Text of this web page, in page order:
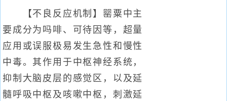
【不良反应机制】罂粟中主
要成分为吗啡、可待因等，超量
应用或误服极易发生急性和慢性
中毒。其作用于中枢神经系统，
抑制大脑皮层的感觉区，以及延
髓呼吸中枢及咳嗽中枢，刺激延